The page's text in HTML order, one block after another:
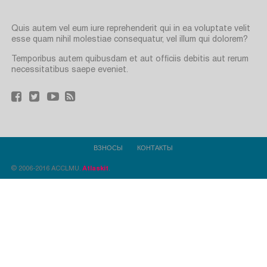
Quis autem vel eum iure reprehenderit qui in ea voluptate velit
esse quam nihil molestiae consequatur, vel illum qui dolorem?
Temporibus autem quibusdam et aut officiis debitis aut rerum
necessitatibus saepe eveniet.
ВЗНОСЫ КОНТАКТЫ
© 2006-2016 ACCLMU. Atlaskit .